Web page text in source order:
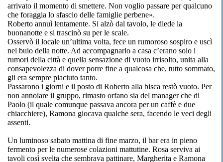
arrivato il momento di smettere. Non voglio passare per qualcuno
che foraggia lo sfascio delle famiglie perbene».
Roberto annuì lentamente. Si alzò dal tavolo, le diede la
buonanotte e si trascinò su per le scale.
Osservò il locale un’ultima volta, fece un rumoroso sospiro e uscì
nel buio della notte. Ad accompagnarlo a casa c’erano solo i
rumori della città e quella sensazione di vuoto irrisolto, unita alla
consapevolezza di dover porre fine a qualcosa che, tutto sommato,
gli era sempre piaciuto tanto.
Passarono i giorni e il posto di Roberto alla bisca restò vuoto. Per
non annoiare il gruppo, rimasto orfano sia del manager che di
Paolo (il quale comunque passava ancora per un caffè e due
chiacchiere), Ramona giocava qualche sera, facendo le veci degli
assenti.
Un luminoso sabato mattina di fine marzo, il bar era in pieno
fermento per le numerose colazioni mattutine. Rosa serviva ai
tavoli così svelta che sembrava pattinare, Margherita e Ramona